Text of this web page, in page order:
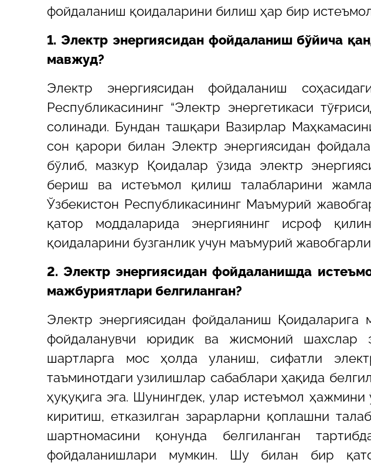
фойдаланиш қоидаларини билиш ҳар бир
1. Электр энергиясидан фойдаланиш бўйича
мавжуд?
Электр энергиясидан фойдаланиш
Республикасининг “Электр энергетикаси
солинади. Бундан ташқари Вазирлар
сон қарори билан Электр энергиясидан
бўлиб, мазкур Қоидалар ўзида электр
бериш ва истеъмол қилиш талабларини
Ўзбекистон Республикасининг Маъмурий
қатор моддаларида энергиянинг исроф
қоидаларини бузганлик учун маъмурий
2. Электр энергиясидан фойдаланишда
мажбуриятлари белгиланган?
Электр энергиясидан фойдаланиш Қоидаларига
фойдаланувчи юридик ва жисмоний шахслар
шартларга мос ҳолда уланиш, сифатли
таъминотдаги узилишлар сабаблари ҳақида
ҳуқуқига эга. Шунингдек, улар истеъмол
киритиш, етказилган зарарларни қоплашни
шартномасини қонунда белгиланган
фойдаланишлари мумкин. Шу билан бир